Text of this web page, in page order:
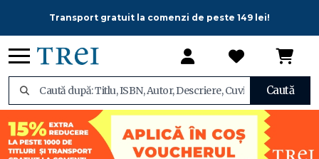
Transport gratuit la comenzi de peste 149 lei!
Caută